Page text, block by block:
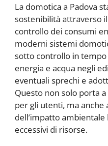
La domotica a Padova
sostenibilità attraverso
controllo dei consumi
moderni sistemi
sotto controllo in
energia e acqua negli
eventuali sprechi e
Questo non solo porta
per gli utenti, ma anche
dell’impatto
eccessivi di risorse.